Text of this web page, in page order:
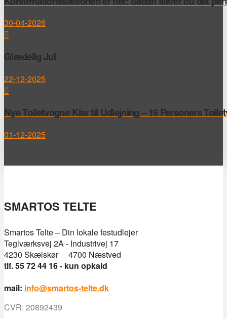
30-04-2026
Glædelig Jul
22-12-2025
Nye Toiletvogne Klar til Udlejning – 16 Personers
01-12-2025
SMARTOS TELTE
Smartos Telte – Din lokale festudlejer
Teglværksvej 2A - Industrivej 17
4230 Skælskør 4700 Næstved
tlf. 55 72 44 16 - kun opkald
mail: info@smartos-telte.dk
CVR: 20892439